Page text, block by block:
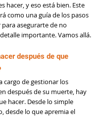
hacer, y eso está bien. Este
como una guía de los pasos
asegurarte de no
importante. Vamos allá.
después de que
cargo de gestionar los
después de su muerte, hay
hacer. Desde lo simple
desde lo que apremia el